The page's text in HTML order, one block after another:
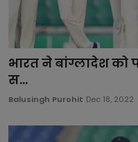
भारत ने बांग्लादेश को
स...
Balusingh Purohit Dec 18, 2022